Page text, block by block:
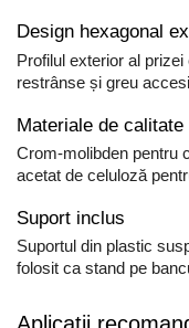
Biti Surubelnita
Extractoare suruburi
accesorii
Dalti electricieni si
Reinnsteig
Design hexagonal
Profilul exterior al
restrânse și greu
Materiale de calitate
Crom-molibden pentru
acetat de celuloză
Suport inclus
Suportul din plastic
folosit ca stand pe